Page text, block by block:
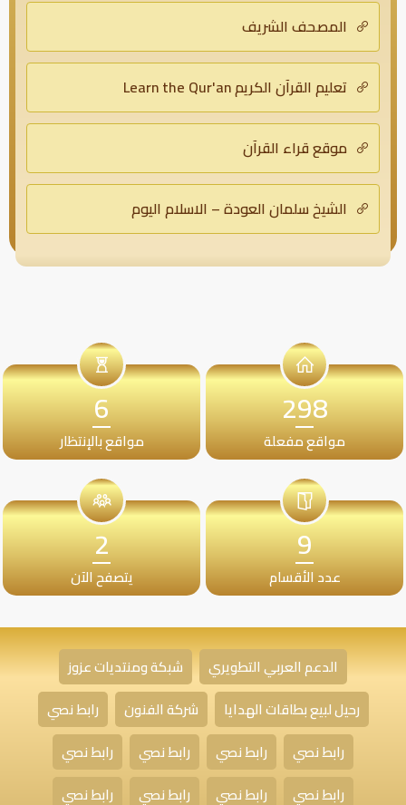
المصحف الشريف
تعليم القرآن الكريم Learn the Qur'an
موقع قراء القرآن
الشيخ سلمان العودة – الاسلام اليوم
298
مواقع مفعلة
6
مواقع بالإنتظار
9
عدد الأقسام
2
يتصفح الآن
الدعم العربي التطويري
شبكة ومنتديات عزوز
رحيل لبيع بطاقات الهدايا
شركة الفنون
رابط نصي
رابط نصي
رابط نصي رابط نصي
رابط نصي
رابط نصي
رابط نصي رابط نصي رابط نصي